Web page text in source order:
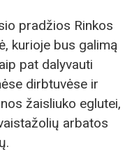
pradžios Rinkos
kurioje bus galimą
pat dalyvauti
dirbtuvėse ir
žaisliuko eglutei,
arbatos